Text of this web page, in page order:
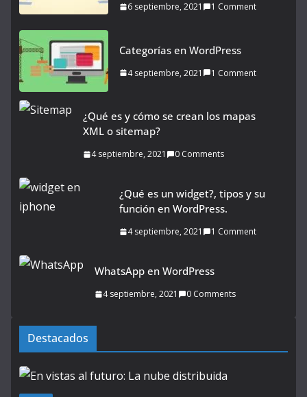
6 septiembre, 2021 1 Comment
Categorías en WordPress
4 septiembre, 2021 1 Comment
¿Qué es y cómo se crean los mapas
XML o sitemap?
4 septiembre, 2021 0 Comments
¿Qué es un widget?, tipos y su
función en WordPress.
4 septiembre, 2021 1 Comment
WhatsApp en WordPress
4 septiembre, 2021 0 Comments
Destacados